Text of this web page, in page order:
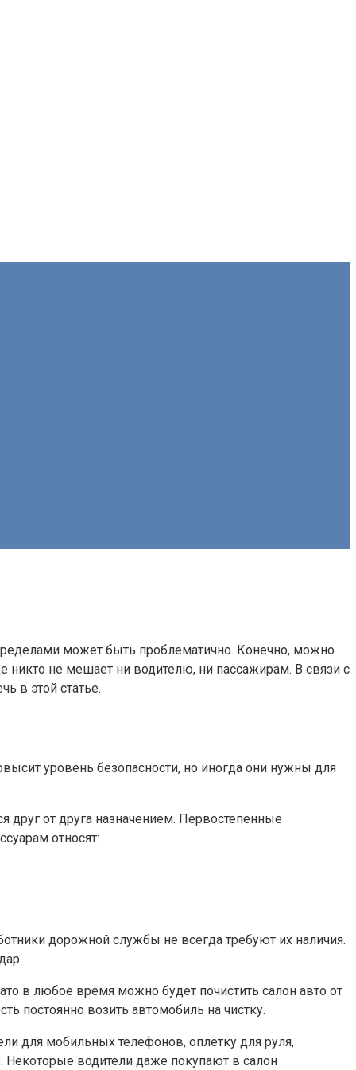
может быть проблематично. Конечно, можно
никто не мешает ни водителю, ни пассажирам. В связи с
в этой статье.
уровень безопасности, но иногда они нужны для
от друга назначением. Первостепенные
относят:
дорожной службы не всегда требуют их наличия.
в любое время можно будет почистить салон авто от
постоянно возить автомобиль на чистку.
для мобильных телефонов, оплётку для руля,
водители даже покупают в салон